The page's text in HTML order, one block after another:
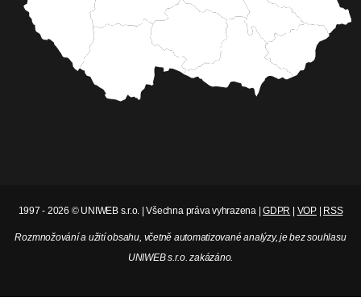
1997 - 2026 © UNIWEB s.r.o. | Všechna práva vyhrazena |GDPR | VOP| RSS
Rozmnožování a užití obsahu, včetně automatizované analýzy, je bez souhlasu
UNIWEB s.r.o. zakázáno.